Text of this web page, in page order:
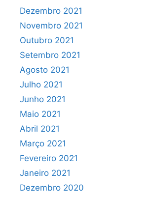
Dezembro 2021
Novembro 2021
Outubro 2021
Setembro 2021
Agosto 2021
Julho 2021
Junho 2021
Maio 2021
Abril 2021
Março 2021
Fevereiro 2021
Janeiro 2021
Dezembro 2020